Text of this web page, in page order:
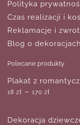
Polityka
Czas realizacji i
Reklamacje i
Blog o dekoracjach
Polecane produkty
Plakat z
18 zł – 170 zł
Dekoracja